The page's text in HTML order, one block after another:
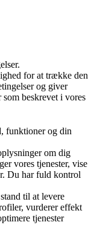
for at trække den
og giver
beskrevet i vores
funktioner og din
om dig
vores tjenester, vise
Du har fuld kontrol
til at levere
vurderer effekt
tjenester